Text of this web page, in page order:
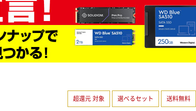
超還元 対象 選べるセット 送料無料